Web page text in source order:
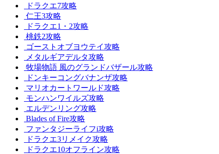
ドラクエ7攻略
仁王3攻略
ドラクエ1・2攻略
桃鉄2攻略
ゴーストオブヨウテイ攻略
メタルギアデルタ攻略
牧場物語 風のグランドバザール攻略
ドンキーコングバナンザ攻略
マリオカートワールド攻略
モンハンワイルズ攻略
エルデンリング攻略
Blades of Fire攻略
ファンタジーライフi攻略
ドラクエ3リメイク攻略
ドラクエ10オフライン攻略